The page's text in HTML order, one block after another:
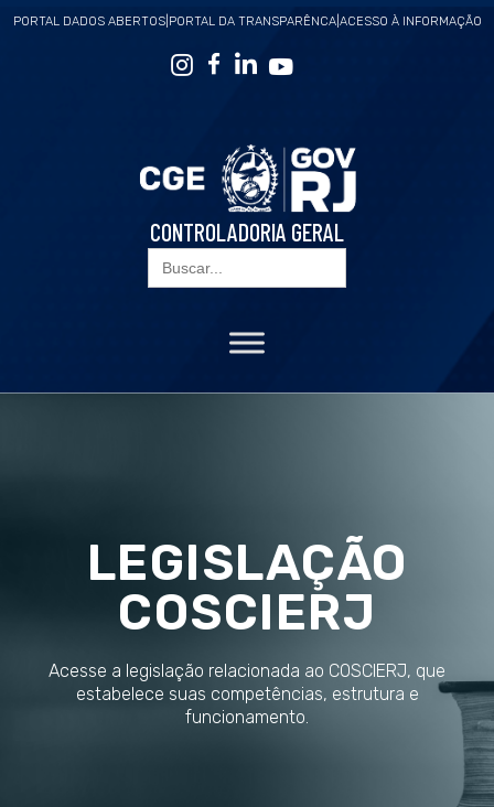
PORTAL DADOS ABERTOS| PORTAL DA TRANSPARÊNCA| ACESSO À INFORMAÇÃO
CONTROLADORIA GERAL
Search
for:
LEGISLAÇÃO
COSCIERJ
Acesse a legislação relacionada ao COSCIERJ, que
estabelece suas competências, estrutura e
funcionamento.